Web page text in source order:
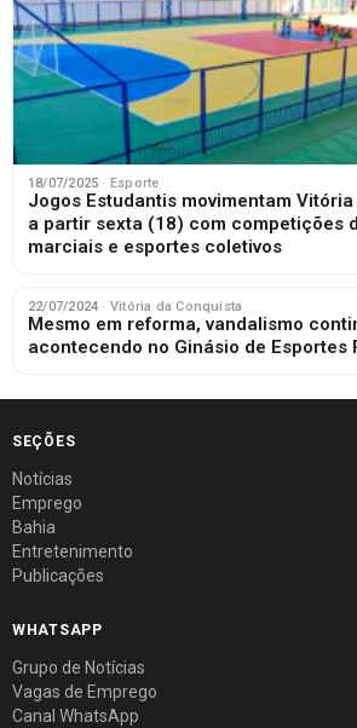
18/07/2025 · Esporte
Jogos Estudantis movimentam
a partir sexta (18) com competições
marciais e esportes coletivos
22/07/2024 · Vitória da Conquista
Mesmo em reforma, vandalismo
acontecendo no Ginásio de Esportes
SEÇÕES
Notícias
Emprego
Bahia
Entretenimento
Publicações
WHATSAPP
Grupo de Notícias
Vagas de Emprego
Canal WhatsApp